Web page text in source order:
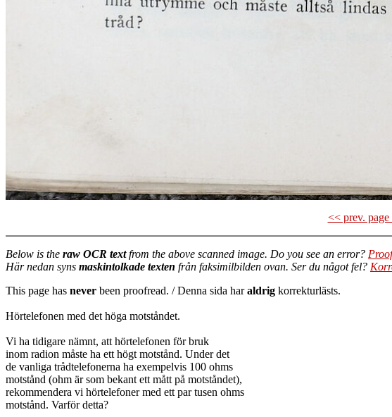
<< prev.
Below is the raw OCR textfrom the above scanned image. Do you see an error?
Här nedan syns maskintolkade texten från faksimilbilden ovan. Ser du något fel?
This page has never been proofread. / Denna sida haraldrig korrekturlästs.
Hörtelefonen med det höga motståndet.
Vi ha tidigare nämnt, att hörtelefonen för bruk
inom radion måste ha ett högt motstånd. Under det
de vanliga trådtelefonerna ha exempelvis 100 ohms
motstånd (ohm är som bekant ett mått på motståndet),
rekommendera vi hörtelefoner med ett par tusen ohms
motstånd. Varför detta?